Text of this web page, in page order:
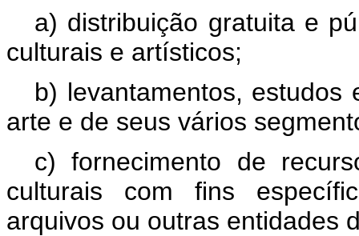
a) distribuição gratuita e
culturais e artísticos;
b) levantamentos,
arte e de seus vários
c) fornecimento de
culturais com fins
arquivos ou outras entidades